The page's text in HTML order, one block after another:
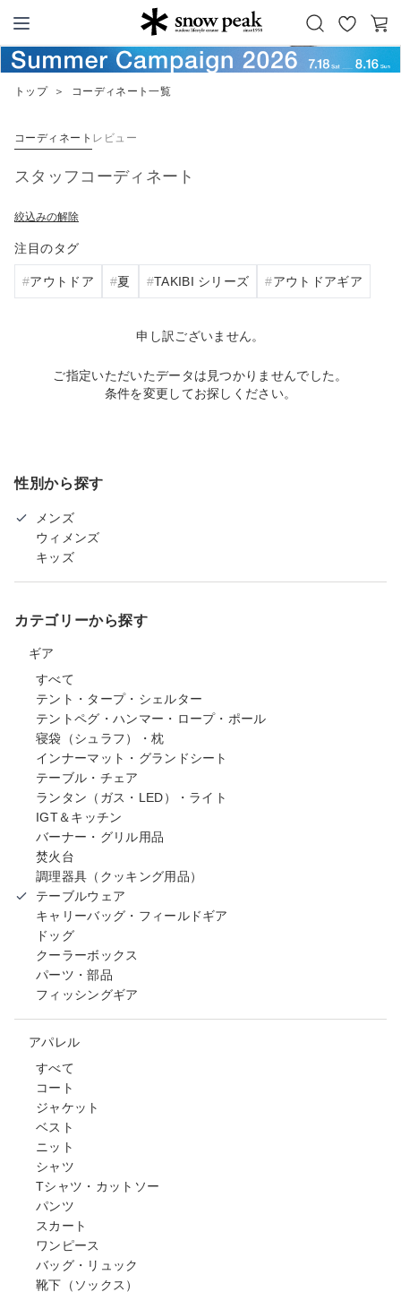
Snow Peak
お
気
カ
ー
トップ ＞ コーディネート一覧
コーディネート レビュー
スタッフコーディネート
絞込みの解除
注目のタグ
アウトドア 夏 TAKIBI シリーズ アウトドアギア
申し訳ございません。
ご指定いただいたデータは見つかりませんでした。
条件を変更してお探しください。
性別から探す
メンズ
ウィメンズ
キッズ
カテゴリーから探す
ギア
すべて
テント・タープ・シェルター
テントペグ・ハンマー・ロープ・ポール
寝袋（シュラフ）・枕
インナーマット・グランドシート
テーブル・チェア
ランタン（ガス・LED）・ライト
IGT＆キッチン
バーナー・グリル用品
焚火台
調理器具（クッキング用品）
テーブルウェア
キャリーバッグ・フィールドギア
ドッグ
クーラーボックス
パーツ・部品
フィッシングギア
アパレル
すべて
コート
ジャケット
ベスト
ニット
シャツ
Tシャツ・カットソー
パンツ
スカート
ワンピース
バッグ・リュック
靴下（ソックス）